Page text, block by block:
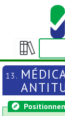
Afficher/
la
table
des
matières
13.